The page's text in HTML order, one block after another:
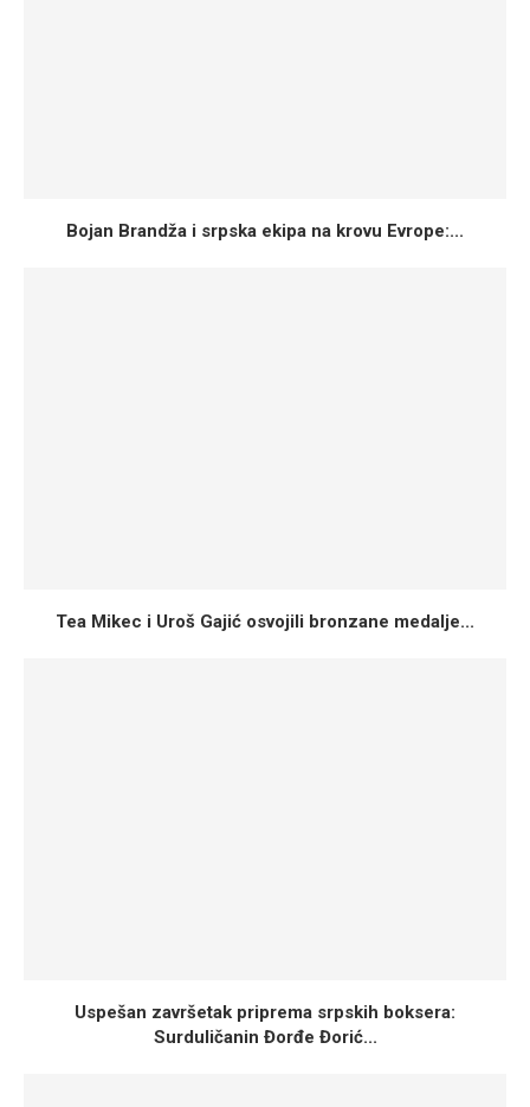
Bojan Brandža i srpska ekipa na krovu Evrope:...
Tea Mikec i Uroš Gajić osvojili bronzane medalje...
Uspešan završetak priprema srpskih boksera:
Surduličanin Đorđe Đorić...